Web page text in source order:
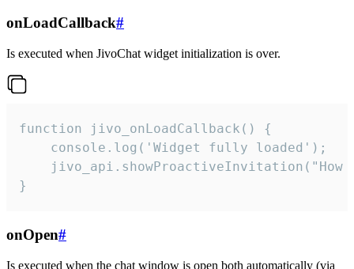
onLoadCallback#
Is executed when JivoChat widget initialization is over.
function jivo_onLoadCallback() {
    console.log('Widget fully loaded');
jivo_api.showProactiveInvitation("How
}
onOpen#
Is executed when the chat window is open both automatically (via